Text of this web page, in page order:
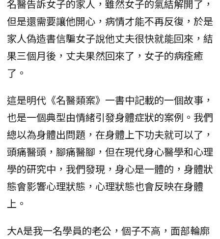
名醫告訴女子的家人，雖然女子的氣結解開了，
但是還需要讓他開心，病情才能不再反復，於是
家人偽造書信騙女子說他丈夫很快就能回來，結
果三個月後，丈夫果然回來了，女子的病痊癒
了。
這是明代《名醫類案》一書中記載的一個故事，
也是一個典型由情緒引發身體症狀的案例。我們
總以為身體出問題，在身體上下功夫就可以了，
頭痛醫頭，腳痛醫腳，但在現代身心醫學和心理
學的研究中，我們發現，身心是一體的，身體狀
態會影響心理狀態，心理狀態也會反映在身體
上。
大A是我一名學員的老公，個子不高，面部輪廓